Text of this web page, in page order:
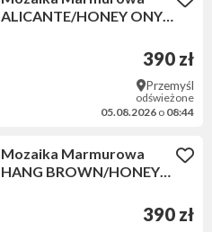
ALICANTE/HONEY ONYX
390 zł
Przemyśl
odświeżone
05.08.2026 o 08:44
Mozaika Marmurowa
HANG BROWN/HONEY
390 zł